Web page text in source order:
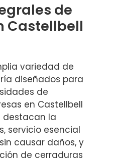
de
Castellbell
variedad de
diseñados para
de
en Castellbell
destacan la
servicio esencial
causar daños, y
de cerraduras